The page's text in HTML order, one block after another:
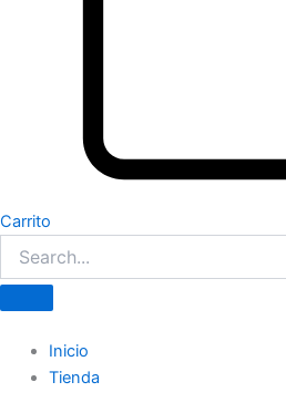
Carrito
Inicio
Tienda